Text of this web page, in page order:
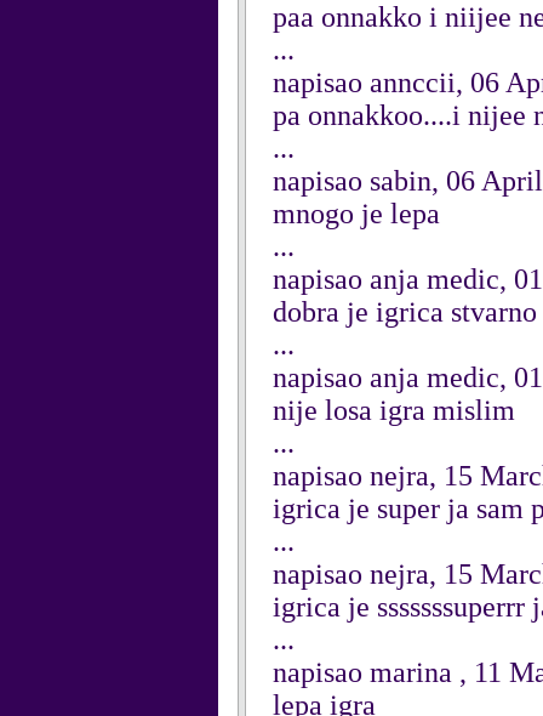
paa onnakko i niijee
...
napisao annccii, 06
pa onnakkoo....i nijee
...
napisao sabin, 06
mnogo je lepa
...
napisao anja medic,
dobra je igrica
...
napisao anja medic,
nije losa igra mislim
...
napisao nejra, 15
igrica je super ja sam
...
napisao nejra, 15
igrica je sssssssuperrr
...
napisao marina , 11
lepa igra